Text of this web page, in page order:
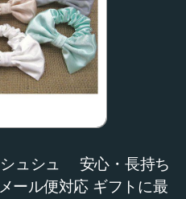
ュシュ 安心・長持ち
ール便対応 ギフトに最